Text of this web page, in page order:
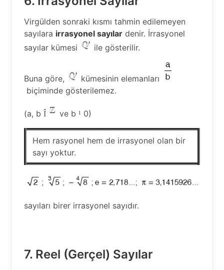
Virgülden sonraki kısmı tahmin edilemeyen
sayılara irrasyonel sayılar denir. İrrasyonel
sayılar kümesi
ile gösterilir.
Buna göre,
kümesinin elemanları
biçiminde gösterilemez.
(a, b Î ve b ¹ 0)
Hem rasyonel hem de irrasyonel olan bir
sayı yoktur.
sayıları birer irrasyonel sayıdır.
7. Reel (Gerçel) Sayılar